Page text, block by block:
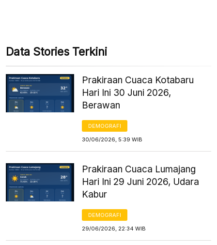
Data Stories Terkini
Prakiraan Cuaca Kotabaru
Hari Ini 30 Juni 2026,
Berawan
DEMOGRAFI
30/06/2026, 5:39 WIB
Prakiraan Cuaca Lumajang
Hari Ini 29 Juni 2026, Udara
Kabur
DEMOGRAFI
29/06/2026, 22:34 WIB